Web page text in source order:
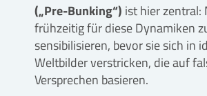
(„Pre-Bunking“) ist hier zentral:
frühzeitig für diese Dynamiken
sensibilisieren, bevor sie sich in
Weltbilder verstricken, die auf
Versprechen basieren.